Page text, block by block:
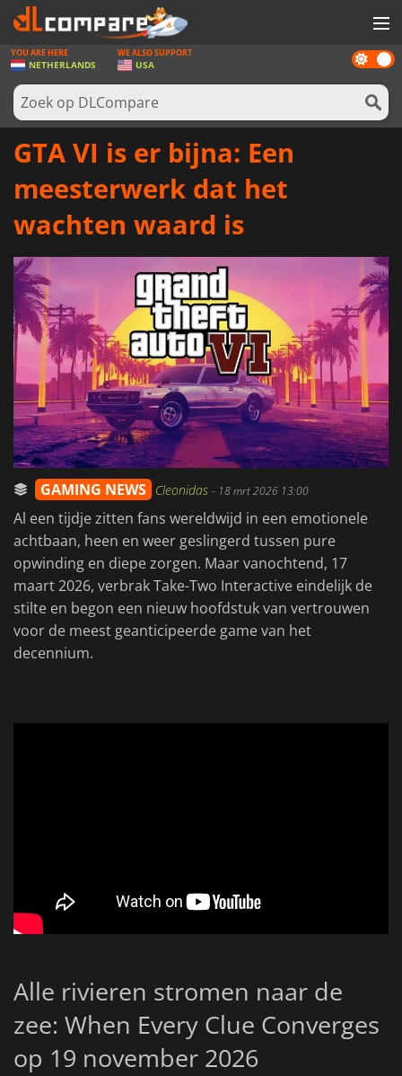
SPELLEN
GAME CARDS
SOFTWARE
Dark
mode
YOU ARE HERE
NETHERLANDS
WE ALSO SUPPORT
USA
GTA VI is er bijna: Een
meesterwerk dat het
wachten waard is
GAMING NEWS Cleonidas - 18 mrt 2026 13:00
Al een tijdje zitten fans wereldwijd in een emotionele
achtbaan, heen en weer geslingerd tussen pure
opwinding en diepe zorgen. Maar vanochtend, 17
maart 2026, verbrak Take-Two Interactive eindelijk de
stilte en begon een nieuw hoofdstuk van vertrouwen
voor de meest geanticipeerde game van het
decennium.
Alle rivieren stromen naar de
zee: When Every Clue Converges
op 19 november 2026